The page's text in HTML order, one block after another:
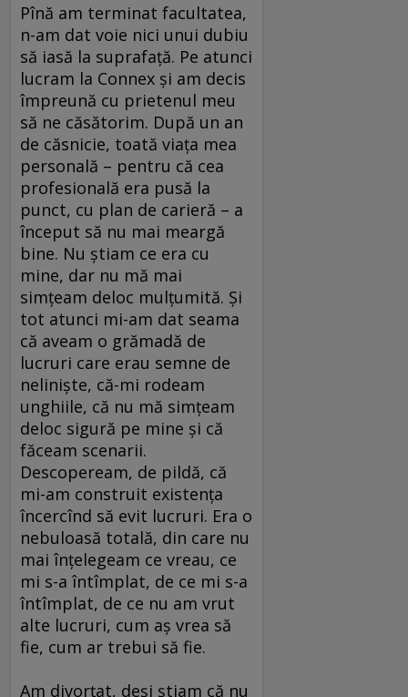
Pînă am terminat facultatea,
n-am dat voie nici unui dubiu
să iasă la suprafaţă. Pe atunci
lucram la Connex şi am decis
împreună cu prietenul meu
să ne căsătorim. După un an
de căsnicie, toată viaţa mea
personală – pentru că cea
profesională era pusă la
punct, cu plan de carieră – a
început să nu mai meargă
bine. Nu ştiam ce era cu
mine, dar nu mă mai
simţeam deloc mulţumită. Şi
tot atunci mi-am dat seama
că aveam o grămadă de
lucruri care erau semne de
nelinişte, că-mi rodeam
unghiile, că nu mă simţeam
deloc sigură pe mine şi că
făceam scenarii.
Descopeream, de pildă, că
mi-am construit existenţa
încercînd să evit lucruri. Era o
nebuloasă totală, din care nu
mai înţelegeam ce vreau, ce
mi s-a întîmplat, de ce mi s-a
întîmplat, de ce nu am vrut
alte lucruri, cum aş vrea să
fie, cum ar trebui să fie.
Am divorţat, deşi ştiam că nu